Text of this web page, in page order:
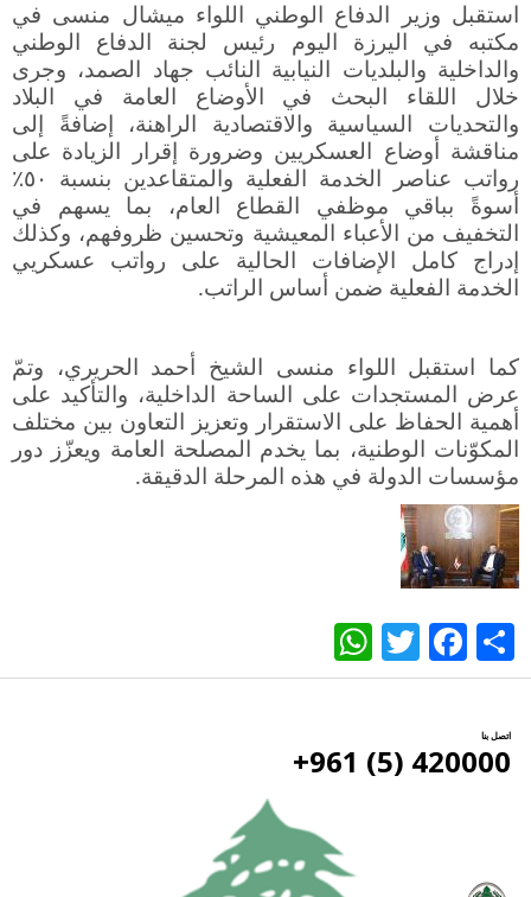
استقبل وزير الدفاع الوطني اللواء ميشال منسى في
مكتبه في اليرزة اليوم رئيس لجنة الدفاع الوطني
والداخلية والبلديات النيابية النائب جهاد الصمد، وجرى
خلال اللقاء البحث في الأوضاع العامة في البلاد
والتحديات السياسية والاقتصادية الراهنة، إضافةً إلى
مناقشة أوضاع العسكريين وضرورة إقرار الزيادة على
رواتب عناصر الخدمة الفعلية والمتقاعدين بنسبة ٥٠٪؜
أسوةً بباقي موظفي القطاع العام، بما يسهم في
التخفيف من الأعباء المعيشية وتحسين ظروفهم، وكذلك
إدراج كامل الإضافات الحالية على رواتب عسكريي
الخدمة الفعلية ضمن أساس الراتب.
كما استقبل اللواء منسى الشيخ أحمد الحريري، وتمّ
عرض المستجدات على الساحة الداخلية، والتأكيد على
أهمية الحفاظ على الاستقرار وتعزيز التعاون بين مختلف
المكوّنات الوطنية، بما يخدم المصلحة العامة ويعزّز دور
مؤسسات الدولة في هذه المرحلة الدقيقة.
Share
Facebook
Twitter
اتصل بنا
420000 (5) 961+